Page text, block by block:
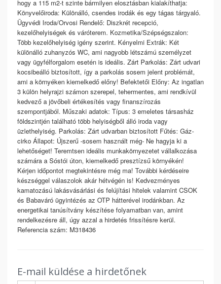
hogy a 115 m2-t szinte bármilyen elosztásban kialakíthatja:
Könyvelőiroda: Különálló, csendes irodák és egy tágas tárgyaló.
Ügyvédi Iroda/Orvosi Rendelő: Diszkrét recepció,
kezelőhelyiségek és váróterem. Kozmetika/Szépségszalon:
Több kezelőhelyiség igény szerint. Kényelmi Extrák: Két
különálló zuhanyzós WC, ami nagyobb létszámú személyzet
vagy ügyfélforgalom esetén is ideális. Zárt Parkolás: Zárt udvari
kocsibeálló biztosított, így a parkolás sosem jelent problémát,
ami a környéken kiemelkedő előny! Befektetői Előny: Az ingatlan
3 külön helyrajzi számon szerepel, tehermentes, ami rendkívül
kedvező a jövőbeli értékesítés vagy finanszírozás
szempontjából. Műszaki adatok: Típus: 3 emeletes társasház
földszintjén található több helyiségből álló iroda vagy
üzlethelyiség. Parkolás: Zárt udvarban biztosított Fűtés: Gáz-
cirko Állapot: Újszerű -sosem használt még- Ne hagyja ki a
lehetőséget! Teremtsen ideális munkakörnyezetet vállalkozása
számára a Sóstói úton, kiemelkedő presztízsű környékén!
Kérjen időpontot megtekintésre még ma! További kérdéseire
készséggel válaszolok akár hétvégén is! Kedvezményes
kamatozású lakásvásárlási és felújítási hitelek valamint CSOK
és Babaváró ügyintézés az OTP hátterével irodánkban. Az
energetikai tanúsítvány készítése folyamatban van, amint
rendelkezésre áll, úgy azzal a hirdetés frissítésre kerül.
Referencia szám: M318436
E-mail küldése a hirdetőnek